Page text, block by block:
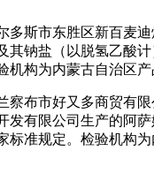
斯市东胜区新百麦迪
其钠盐（以脱氢乙酸
机构为内蒙古自治区产
布市好又多商贸有限
发有限公司生产的阿
标准规定。检验机构